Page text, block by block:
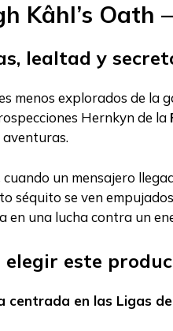
Kâhl’s Oath
lealtad y
menos explorados de la
Hernkyn de la
aventuras.
cuando un mensajero
séquito se ven
en una lucha contra un
elegir este
centrada en las Ligas